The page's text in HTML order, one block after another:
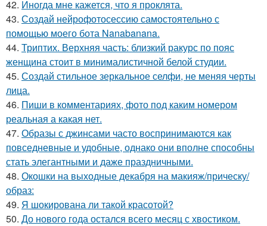
42. Иногда мне кажется, что я проклята.
43. Создай нейрофотосессию самостоятельно с
помощью моего бота Nanabanana.
44. Триптих. Верхняя часть: близкий ракурс по пояс
женщина стоит в минималистичной белой студии.
45. Создай стильное зеркальное селфи, не меняя черты
лица.
46. Пиши в комментариях, фото под каким номером
реальная а какая нет.
47. Образы с джинсами часто воспринимаются как
повседневные и удобные, однако они вполне способны
стать элегантными и даже праздничными.
48. Окошки на выходные декабря на макияж/прическу/
образ:
49. Я шокирована ли такой красотой?
50. До нового года остался всего месяц с хвостиком.